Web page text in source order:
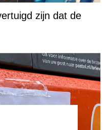
zijn dat de